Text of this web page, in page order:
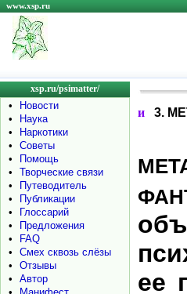
www.xsp.ru
xsp.ru/psimatter/
•
Новости
•
Наука
•
Наркотики
•
Советы
•
Помощь
•
Творческие связи
•
Путеводитель
•
Публикации
•
Глоссарий
•
Предложения
•
FAQ
•
Смех сквозь слёзы
•
Отзывы
•
Автор
и 3.
ее